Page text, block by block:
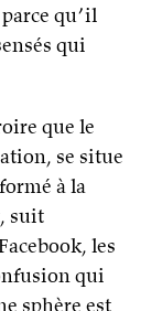
qu’il
qui
que le
se situe
à la
suit
les
qui
sphère est